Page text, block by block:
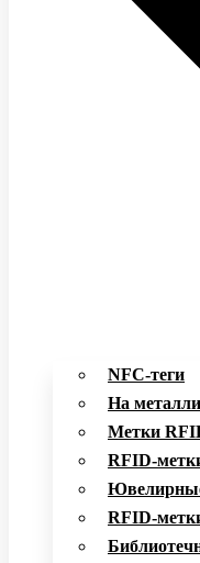
NFC-теги
На
Метки
RFID-
RFID-